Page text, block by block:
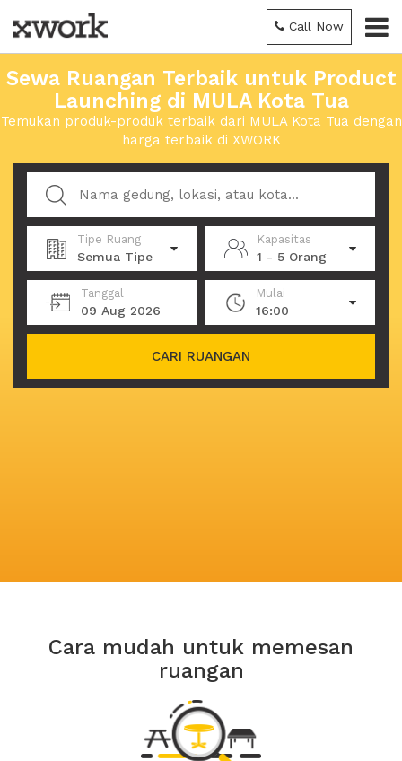
Call Now
Sewa Ruangan Terbaik untuk Product
Launching di MULA Kota Tua
Temukan produk-produk terbaik dari MULA Kota Tua dengan
harga terbaik di XWORK
Tipe Ruang
Semua Tipe
Kapasitas
1 - 5 Orang
Tanggal
09 Aug 2026
Mulai
16:00
CARI RUANGAN
Cara mudah untuk memesan
ruangan